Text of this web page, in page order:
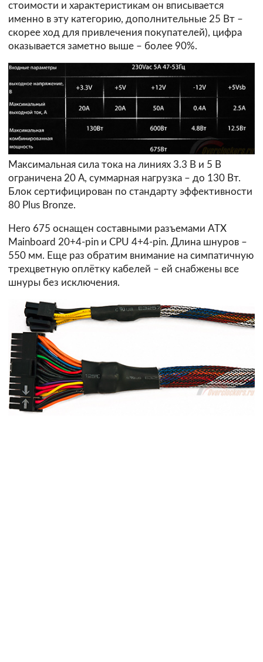
стоимости и характеристикам он вписывается
именно в эту категорию, дополнительные 25 Вт –
скорее ход для привлечения покупателей), цифра
оказывается заметно выше – более 90%.
Максимальная сила тока на линиях 3.3 В и 5 В
ограничена 20 А, суммарная нагрузка – до 130 Вт.
Блок сертифицирован по стандарту эффективности
80 Plus Bronze.
Hero 675 оснащен составными разъемами ATX
Mainboard 20+4-pin и CPU 4+4-pin. Длина шнуров –
550 мм. Еще раз обратим внимание на симпатичную
трехцветную оплётку кабелей – ей снабжены все
шнуры без исключения.